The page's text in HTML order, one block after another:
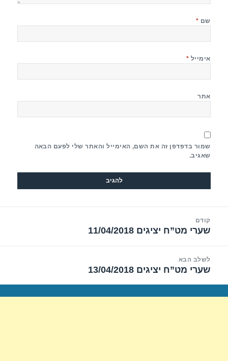
שם *
אימייל *
אתר
שמור בדפדפן זה את השם, האימייל והאתר שלי לפעם הבאה
שאגיב.
קודם
הפוסט
שערי מט”ח יציגים 11/04/2018
לשלב הבא
הפוסט
שערי מט”ח יציגים 13/04/2018